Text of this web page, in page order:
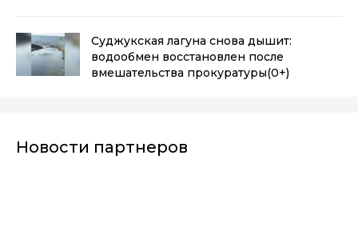
Суджукская лагуна снова дышит:
водообмен восстановлен после
вмешательства прокуратуры(0+)
Новости партнеров